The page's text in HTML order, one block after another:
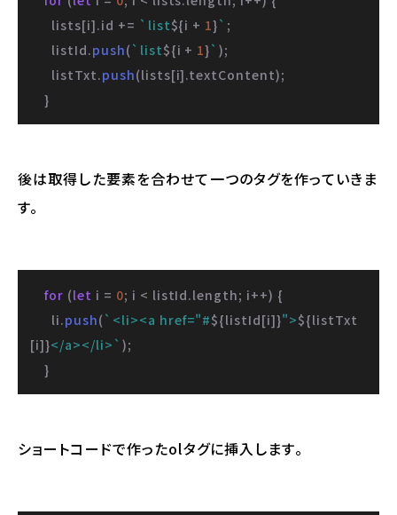
      lists[i].
id += `list${i + 1}` ;
      listId.
push( `list${i + 1}`);
      listTxt.
push(lists[i].textContent);
    }
後は取得した要素を合わせて一つのタグを作っていきま
す。
for (let i = 0; i < listId.length; i++) {
      li.
push( `<li><a href="#${listId[i]}">${listTxt
[i]}</a></li>` );
    }
ショートコードで作ったolタグに挿入します。